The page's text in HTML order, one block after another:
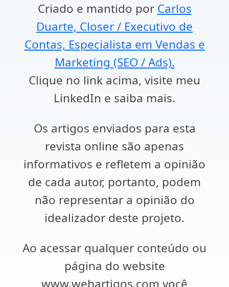
Criado e mantido por Carlos
Duarte, Closer / Executivo de
Contas, Especialista em Vendas e
Marketing (SEO / Ads).
Clique no link acima, visite meu
LinkedIn e saiba mais.
Os artigos enviados para esta
revista online são apenas
informativos e refletem a opinião
de cada autor, portanto, podem
não representar a opinião do
idealizador deste projeto.
Ao acessar qualquer conteúdo ou
página do website
www.webartigos.com você